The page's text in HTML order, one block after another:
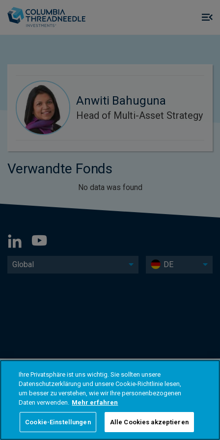
Anwiti Bahuguna
Head of Multi-Asset Strategy
Verwandte Fonds
No data was found
Global DE
Ihre Privatsphäre ist uns wichtig. Sie sollten unsere
Datenschutzerklärung und unsere Cookie-Richtlinie lesen,
um besser zu verstehen, wie wir Ihre personenbezogenen
Daten verwenden. Mehr erfahren
Cookie-Einstellungen Alle Cookies akzeptieren